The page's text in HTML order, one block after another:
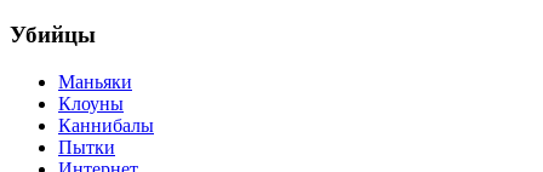
Убийцы
Маньяки
Клоуны
Каннибалы
Пытки